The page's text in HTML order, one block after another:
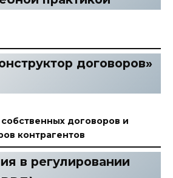
договоров»
договоров и
контрагентов
в регулировании